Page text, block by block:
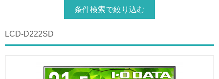
条件検索で絞り込む
LCD-D222SD